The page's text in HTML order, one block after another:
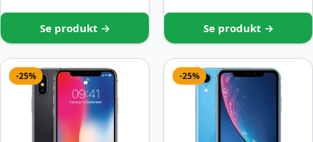
Se produkt → Se produkt →
-25% -25%